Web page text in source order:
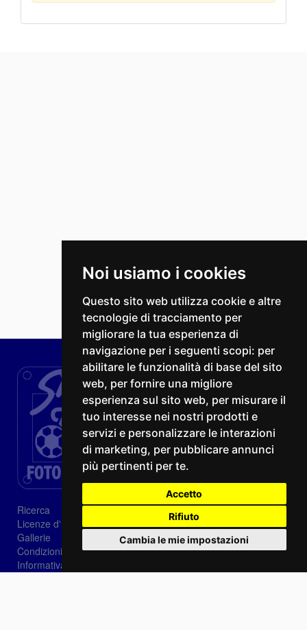
Noi usiamo i cookies
Questo sito web utilizza cookie e altre
tecnologie di tracciamento per
migliorare la tua esperienza di
navigazione per i seguenti scopi: per
abilitare le funzionalità di base del sito
web, per fornire una migliore
esperienza sul sito web, per misurare il
tuo interesse nei nostri prodotti e
servizi e personalizzare le interazioni
di marketing, per pubblicare annunci
più pertinenti per te.
Accetto
Rifiuto
Cambia le mie impostazioni
Ricerca
Licenze d'utilizzo
Gallerie
Condizioni di vendita
Informativa sui Cookie